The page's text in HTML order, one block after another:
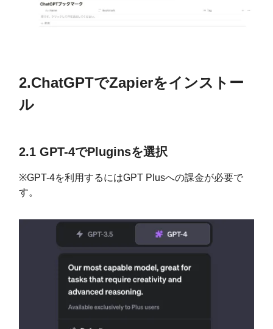
2.ChatGPTでZapierをインストー
ル
2.1 GPT-4でPluginsを選択
※GPT-4を利用するにはGPT Plusへの課金が必要で
す。